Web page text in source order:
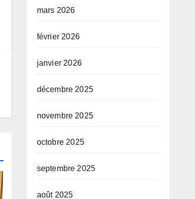
mars 2026
février 2026
janvier 2026
décembre 2025
novembre 2025
octobre 2025
septembre 2025
août 2025